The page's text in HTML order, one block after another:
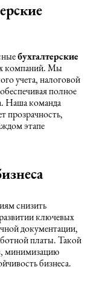
бухгалтерские
компаний. Мы
учета, налоговой
полное
Наша команда
прозрачность,
этапе
снизить
ключевых
документации,
платы. Такой
минимизацию
бизнеса.